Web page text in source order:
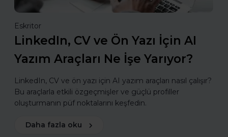
Eskritor
LinkedIn, CV ve Ön Yazı İçin AI
Yazım Araçları Ne İşe Yarıyor?
LinkedIn, CV ve ön yazı için AI yazım araçları nasıl çalışır?
Bu araçlarla etkili özgeçmişler ve güçlü profiller
oluşturmanın püf noktalarını keşfedin.
Daha fazla oku